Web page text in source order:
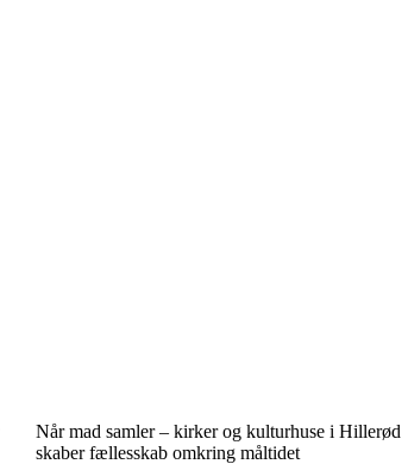
Når mad samler – kirker og kulturhuse i Hillerød
skaber fællesskab omkring måltidet